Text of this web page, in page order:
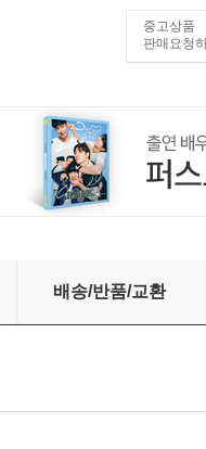
중고상품
판매요청
[블루레이]
배송/반품/교환